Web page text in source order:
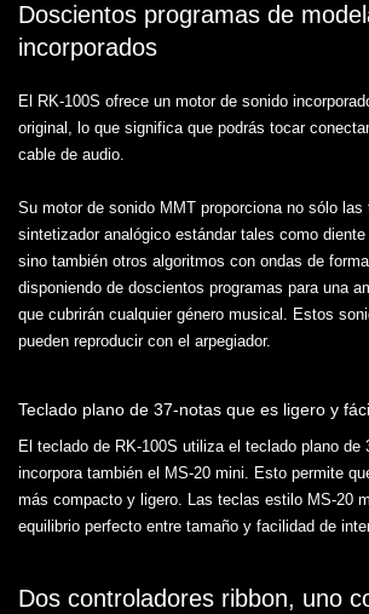
Doscientos programas de
incorporados
El RK-100S ofrece un motor de sonido
original, lo que significa que podrás tocar
cable de audio.
Su motor de sonido MMT proporciona no sólo las
sintetizador analógico estándar tales como
sino también otros algoritmos con ondas de
disponiendo de doscientos programas para una
que cubrirán cualquier género musical. Estos
pueden reproducir con el arpegiador.
Teclado plano de 37-notas que es ligero y
El teclado de RK-100S utiliza el teclado plano de
incorpora también el MS-20 mini. Esto permite
más compacto y ligero. Las teclas estilo MS-20
equilibrio perfecto entre tamaño y facilidad de
Dos controladores ribbon, uno